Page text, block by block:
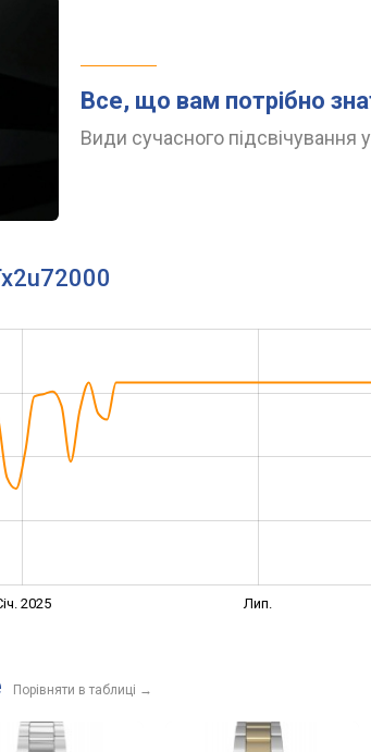
Все, що вам потрібно
Види сучасного підсвічування
2025 Лип.
Порівняти в таблиці →